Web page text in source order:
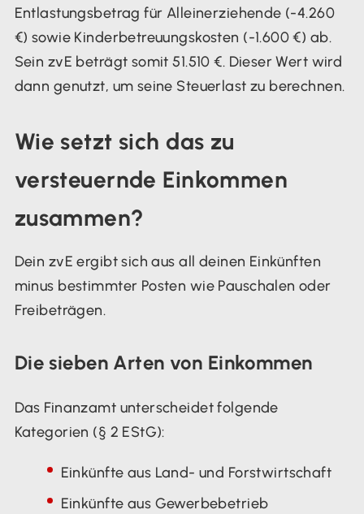
Entlastungsbetrag für Alleinerziehende (-4.260
€) sowie Kinderbetreuungskosten (-1.600 €) ab.
Sein zvE beträgt somit 51.510 €. Dieser Wert wird
dann genutzt, um seine Steuerlast zu berechnen.
Wie setzt sich das zu
versteuernde Einkommen
zusammen?
Dein zvE ergibt sich aus all deinen Einkünften
minus bestimmter Posten wie Pauschalen oder
Freibeträgen.
Die sieben Arten von Einkommen
Das Finanzamt unterscheidet folgende
Kategorien (§ 2 EStG):
Einkünfte aus Land- und Forstwirtschaft
Einkünfte aus Gewerbebetrieb